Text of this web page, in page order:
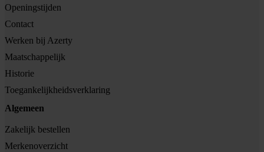
Openingstijden
Contact
Werken bij Azerty
Maatschappelijk
Historie
Toegankelijkheidsverklaring
Algemeen
Zakelijk bestellen
Merkenoverzicht